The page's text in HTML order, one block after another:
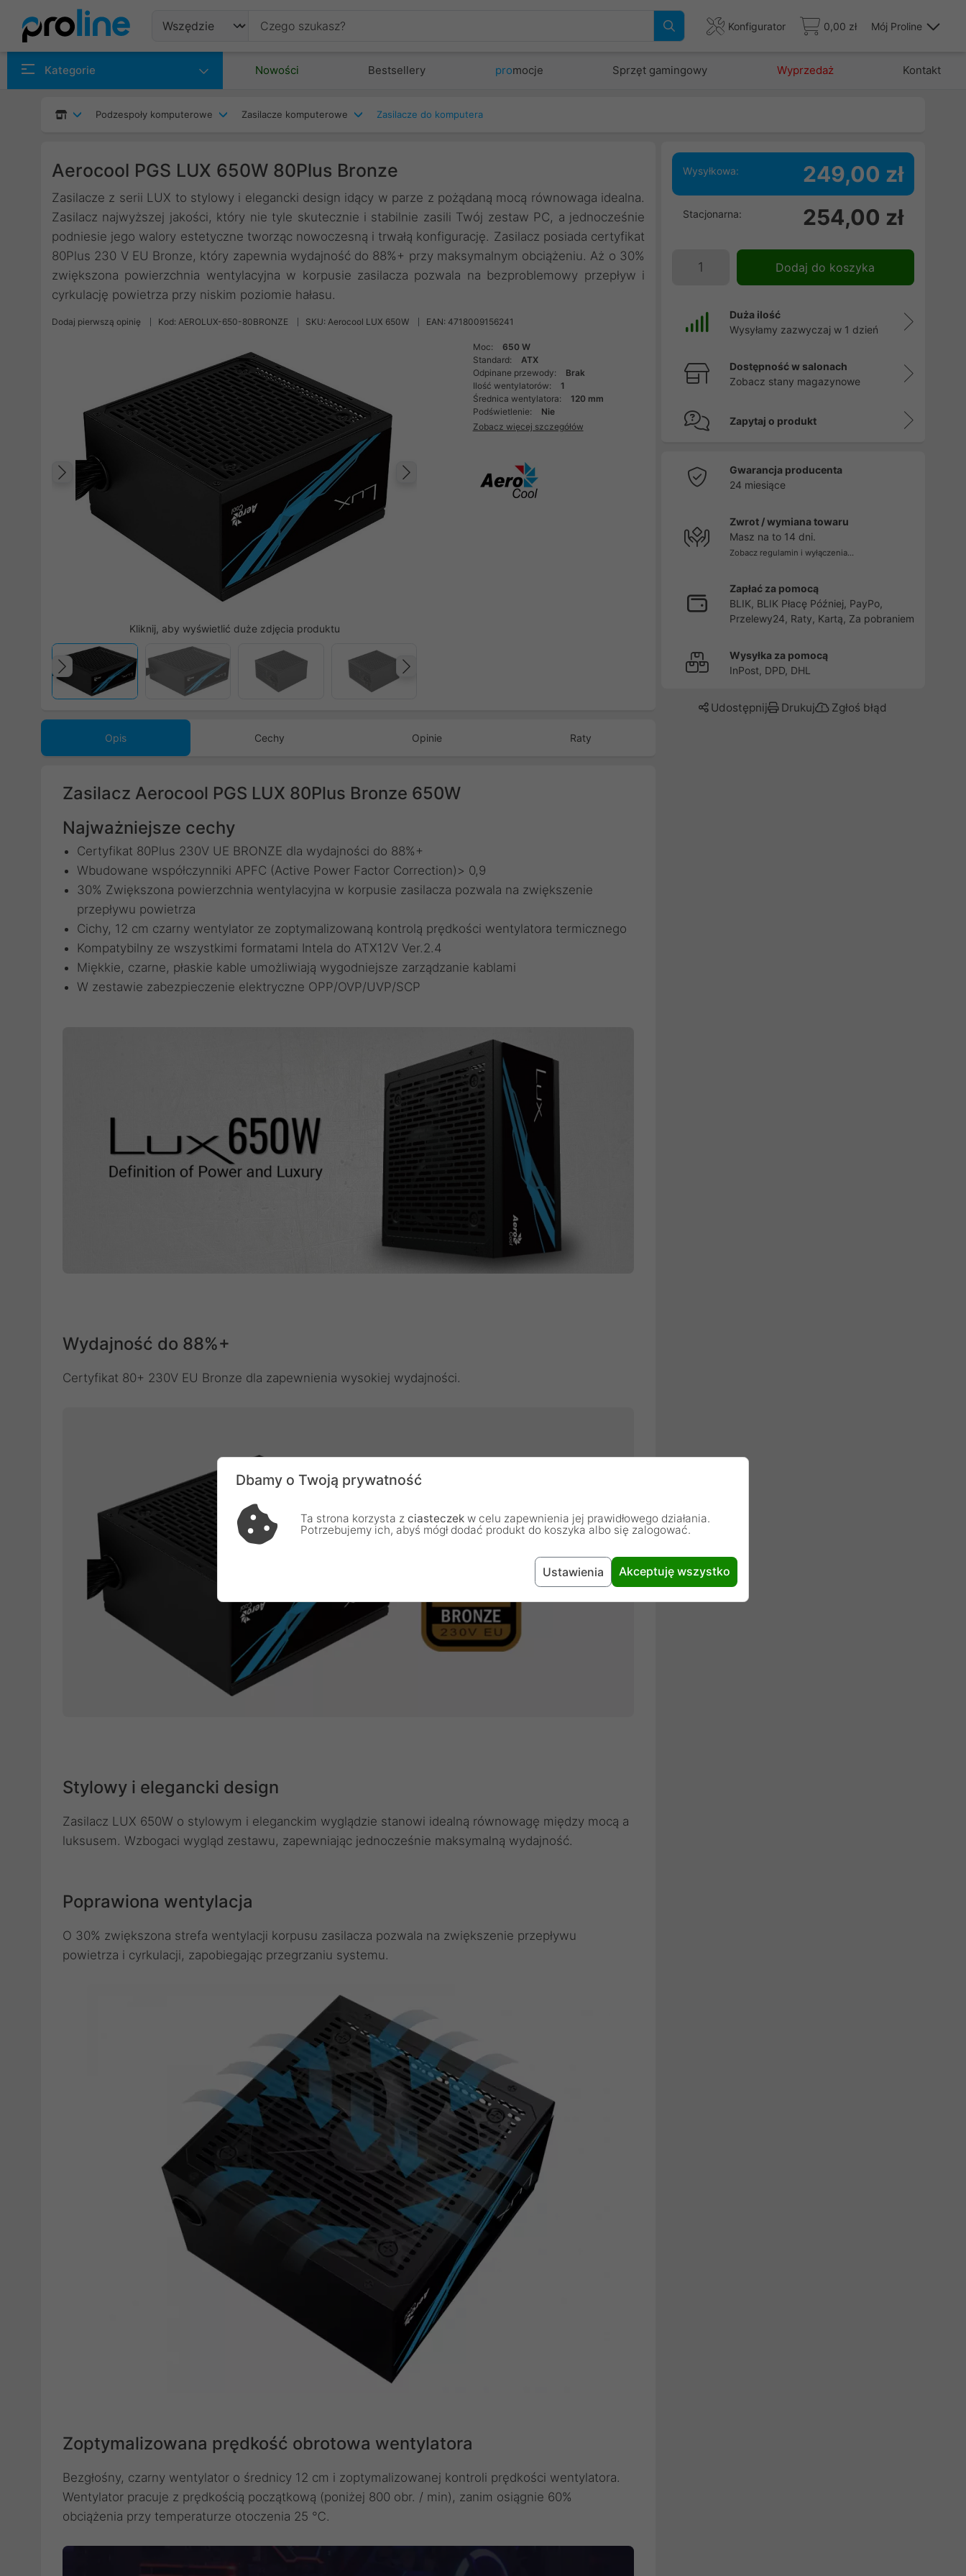
Konfigurator 0,00 zł Mój Proline
Kategorie Nowości Bestsellery promocje Sprzęt gamingowy Wyprzedaż Kontakt
Podzespoły komputerowe Zasilacze komputerowe Zasilacze do komputera
Aerocool PGS LUX 650W 80Plus Bronze
Zasilacze z serii LUX to stylowy i elegancki design idący w parze z pożądaną mocą równowaga idealna.
Zasilacz najwyższej jakości, który nie tyle skutecznie i stabilnie zasili Twój zestaw PC, a jednocześnie
podniesie jego walory estetyczne tworząc nowoczesną i trwałą konfigurację. Zasilacz posiada certyfikat
80Plus 230 V EU Bronze, który zapewnia wydajność do 88%+ przy maksymalnym obciążeniu. Aż o 30%
zwiększona powierzchnia wentylacyjna w korpusie zasilacza pozwala na bezproblemowy przepływ i
cyrkulację powietrza przy niskim poziomie hałasu.
Dodaj pierwszą opinię Kod: AEROLUX-650-80BRONZE SKU: Aerocool LUX 650W EAN: 4718009156241
Następny
Poprzedni
Kliknij, aby wyświetlić duże zdjęcia produktu
Poprzedni
Moc:
650 W
Standard:
ATX
Odpinane przewody:
Brak
Ilość wentylatorów:
1
Średnica wentylatora:
120 mm
Podświetlenie:
Nie
Zobacz więcej szczegółów
Opis Cechy Opinie Raty
Zasilacz Aerocool PGS LUX 80Plus Bronze 650W
Najważniejsze cechy
Certyfikat 80Plus 230V UE BRONZE dla wydajności do 88%+
Wbudowane współczynniki APFC (Active Power Factor Correction)> 0,9
30% Zwiększona powierzchnia wentylacyjna w korpusie zasilacza pozwala na zwiększenie
przepływu powietrza
Cichy, 12 cm czarny wentylator ze zoptymalizowaną kontrolą prędkości wentylatora termicznego
Kompatybilny ze wszystkimi formatami Intela do ATX12V Ver.2.4
Miękkie, czarne, płaskie kable umożliwiają wygodniejsze zarządzanie kablami
W zestawie zabezpieczenie elektryczne OPP/OVP/UVP/SCP
Wydajność do 88%+
Certyfikat 80+ 230V EU Bronze dla zapewnienia wysokiej wydajności.
Stylowy i elegancki design
Zasilacz LUX 650W o stylowym i eleganckim wyglądzie stanowi idealną równowagę między mocą a
luksusem. Wzbogaci wygląd zestawu, zapewniając jednocześnie maksymalną wydajność.
Poprawiona wentylacja
O 30% zwiększona strefa wentylacji korpusu zasilacza pozwala na zwiększenie przepływu
powietrza i cyrkulacji, zapobiegając przegrzaniu systemu.
Zoptymalizowana prędkość obrotowa wentylatora
Bezgłośny, czarny wentylator o średnicy 12 cm i zoptymalizowanej kontroli prędkości wentylatora.
Wentylator pracuje z prędkością początkową (poniżej 800 obr. / min), zanim osiągnie 60%
obciążenia przy temperaturze otoczenia 25 ℃.
Wysyłkowa: 249,00 zł
Stacjonarna: 254,00 zł
Dodaj do koszyka
Duża ilość
Wysyłamy zazwyczaj w 1 dzień
Dostępność w salonach
Zobacz stany magazynowe
Zapytaj o produkt
Gwarancja producenta
24 miesiące
Zwrot / wymiana towaru
Masz na to 14 dni.
Zobacz regulamin i wyłączenia...
Zapłać za pomocą
BLIK, BLIK Płacę Później, PayPo,
Przelewy24, Raty, Kartą, Za pobraniem
Wysyłka za pomocą
InPost, DPD, DHL
Udostępnij Drukuj Zgłoś błąd
Dbamy o Twoją prywatność
Ta strona korzysta z ciasteczek w celu zapewnienia jej prawidłowego działania.
Potrzebujemy ich, abyś mógł dodać produkt do koszyka albo się zalogować.
Ustawienia Akceptuję wszystko